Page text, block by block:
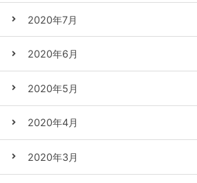
2020年7月
2020年6月
2020年5月
2020年4月
2020年3月